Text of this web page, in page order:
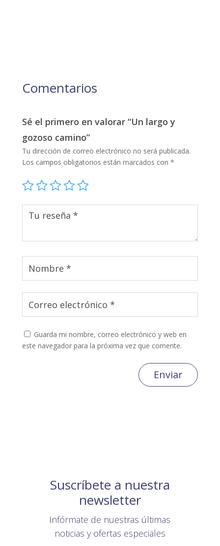
Comentarios
Sé el primero en valorar “Un largo y
gozoso camino”
Tu dirección de correo electrónico no será publicada.
Los campos obligatorios están marcados con *
Guarda mi nombre, correo electrónico y web en
este navegador para la próxima vez que comente.
Enviar
Suscríbete a nuestra
newsletter
Infórmate de nuestras últimas
noticias y ofertas especiales